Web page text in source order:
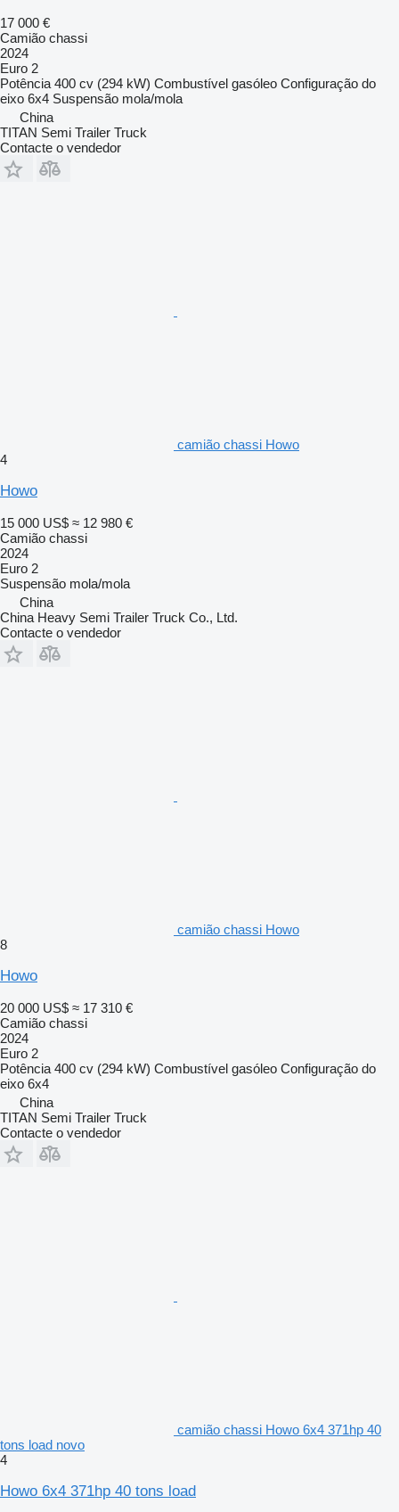
17 000 €
Camião chassi
2024
Euro 2
Potência 400 cv (294 kW) Combustível gasóleo Configuração do
eixo 6x4 Suspensão mola/mola
China
TITAN Semi Trailer Truck
Contacte o vendedor
camião chassi Howo
4
Howo
15 000 US$ ≈ 12 980 €
Camião chassi
2024
Euro 2
Suspensão mola/mola
China
China Heavy Semi Trailer Truck Co., Ltd.
Contacte o vendedor
camião chassi Howo
8
Howo
20 000 US$ ≈ 17 310 €
Camião chassi
2024
Euro 2
Potência 400 cv (294 kW) Combustível gasóleo Configuração do
eixo 6x4
China
TITAN Semi Trailer Truck
Contacte o vendedor
camião chassi Howo 6x4 371hp 40
tons load novo
4
Howo 6x4 371hp 40 tons load